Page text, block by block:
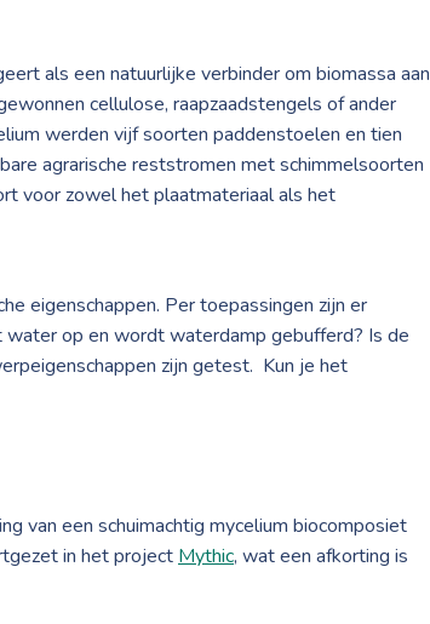
als een natuurlijke verbinder om biomassa aan
cellulose, raapzaadstengels of ander
werden vijf soorten paddenstoelen en tien
agrarische reststromen met schimmelsoorten
voor zowel het plaatmateriaal als het
eigenschappen. Per toepassingen zijn er
water op en wordt waterdamp gebufferd? Is de
zijn getest. Kun je het
van een schuimachtig mycelium biocomposiet
in het project Mythic, wat een afkorting is